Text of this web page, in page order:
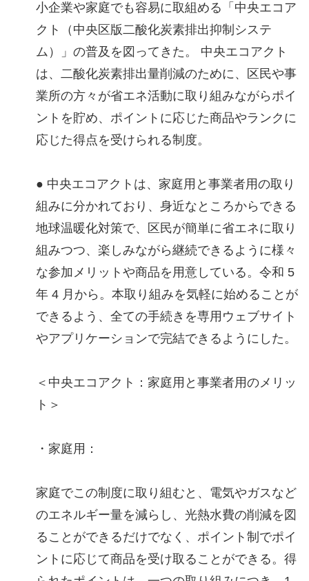
小企業や家庭でも容易に取組める「中央エコア
クト（中央区版二酸化炭素排出抑制システ
ム）」の普及を図ってきた。 中央エコアクト
は、二酸化炭素排出量削減のために、区民や事
業所の方々が省エネ活動に取り組みながらポイ
ントを貯め、ポイントに応じた商品やランクに
応じた得点を受けられる制度。
● 中央エコアクトは、家庭用と事業者用の取り
組みに分かれており、身近なところからできる
地球温暖化対策で、区民が簡単に省エネに取り
組みつつ、楽しみながら継続できるように様々
な参加メリットや商品を用意している。令和 5
年 4 月から。本取り組みを気軽に始めることが
できるよう、全ての手続きを専用ウェブサイト
やアプリケーションで完結できるようにした。
＜中央エコアクト：家庭用と事業者用のメリッ
ト＞
・家庭用：
家庭でこの制度に取り組むと、電気やガスなど
のエネルギー量を減らし、光熱水費の削減を図
ることができるだけでなく、ポイント制でポイ
ントに応じて商品を受け取ることができる。得